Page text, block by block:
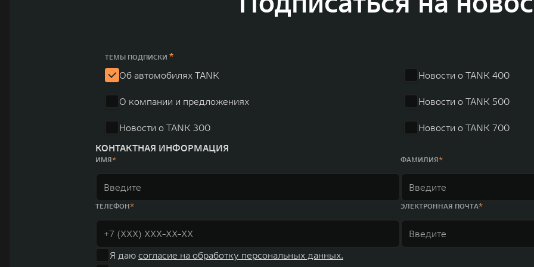
электромобилей ORA, премиальных кроссоверов WEY, а также новый технологичный бренд SALOON – в
юаней (1,6 трлн рублей). С 1998 года Great Wall Motor занимает первое место по объёмам продаж пикапов в
систему исследований и разработок, включая центры в России, Китае, Японии, США, Германии, Индии, Австрии и
ТЕМЫ ПОДПИСКИ *
Об автомобилях TANK
О компании и предложениях
Новости о TANK 300
Новости о TANK 400
Новости о TANK 500
Новости о TANK 700
КОНТАКТНАЯ ИНФОРМАЦИЯ
ИМЯ ФАМИЛИЯ
ТЕЛЕФОН ЭЛЕКТРОННАЯ ПОЧТА
Я даю согласие на обработку персональных данных.